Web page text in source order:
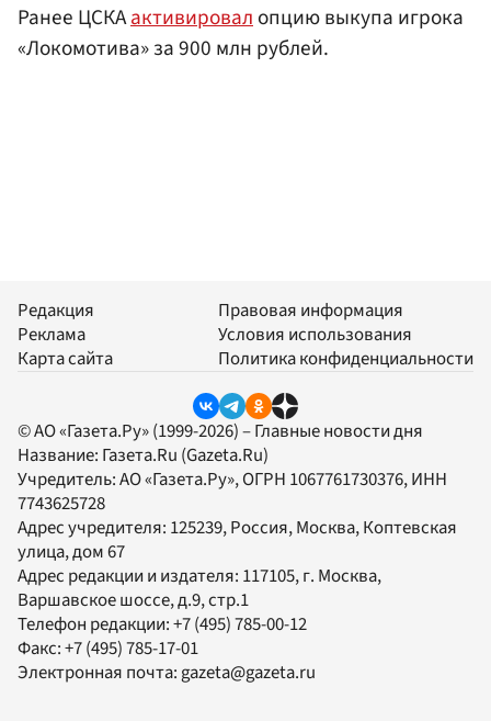
Ранее ЦСКАактивировалопцию выкупа игрока
«Локомотива» за 900 млн рублей.
Редакция
Реклама
Карта сайта
Правовая информация
Условия использования
Политика конфиденциальности
© АО «Газета.Ру» (1999-2026) – Главные новости дня
Название: Газета.Ru (Gazeta.Ru)
Учредитель:АО «Газета.Ру», ОГРН 1067761730376, ИНН
7743625728
Адрес учредителя: 125239, Россия, Москва, Коптевская
улица, дом 67
Адрес редакции и издателя: 117105, г. Москва,
Варшавское шоссе, д.9, стр.1
Телефон редакции:+7 (495) 785-00-12
Факс:+7 (495) 785-17-01
Электронная почта:gazeta@gazeta.ru